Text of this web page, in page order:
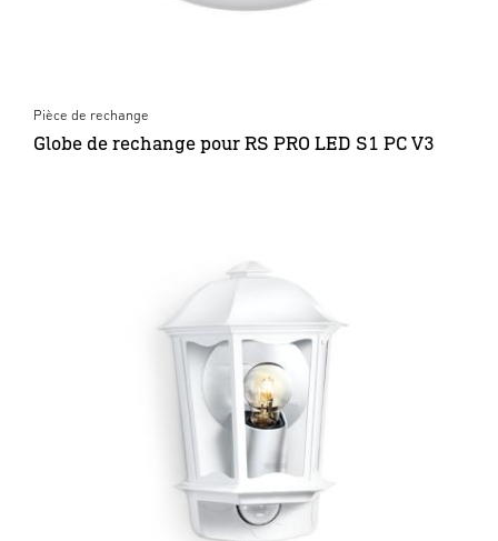
Pièce de rechange
Globe de rechange pour RS PRO LED S1 PC V3